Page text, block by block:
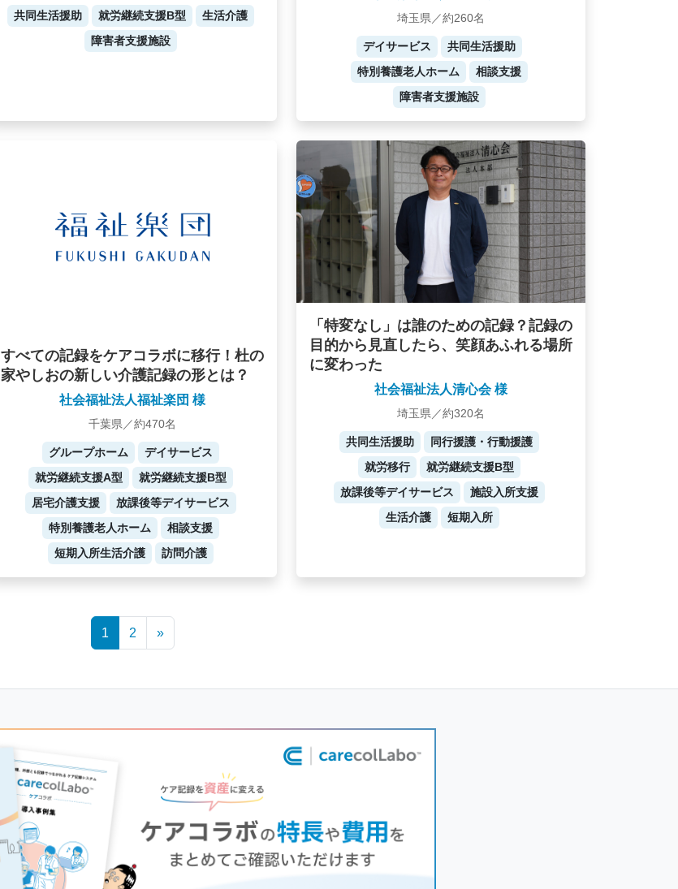
共同生活援助 就労継続支援B型
生活介護
障害者支援施設
埼玉県／約260名
デイサービス
共同生活援助
特別養護老人ホーム
相談支援
障害者支援施設
すべての記録をケアコラボに移行！杜の
家やしおの新しい介護記録の形とは？
社会福祉法人福祉楽団 様
千葉県／約470名
グループホーム
デイサービス
就労継続支援A型
就労継続支援B型
居宅介護支援
放課後等デイサービス
特別養護老人ホーム
相談支援
短期入所生活介護
訪問介護
「特変なし」は誰のための記録？記録の
目的から見直したら、笑顔あふれる場所
に変わった
社会福祉法人清心会 様
埼玉県／約320名
共同生活援助
同行援護・行動援護
就労移行
就労継続支援B型
放課後等デイサービス
施設入所支援
生活介護
短期入所
1 2 »